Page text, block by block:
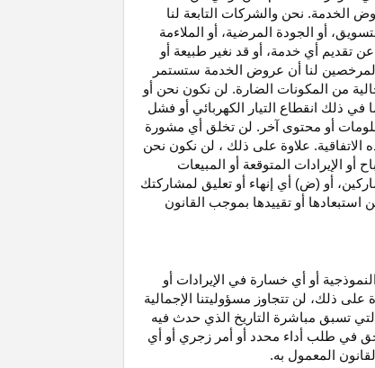
الخدمة. نحن والشركات التابعة لنا
أو الجودة المرضية، أو الملاءمة
تقديم أي خدمة، أو قد نغير طبيعة أو
لنا أن عروض الخدمة ستستمر
من المكونات الضارة. لن نكون نحن أو
في ذلك انقطاع
التيار الكهربائي أو فشل
أو محتوى آخر. لن تخلق أي مشورة
علاوة على ذلك ، لن نكون نحن
أو الإيرادات المتوقعة أو المبيعات
، أو (ض) أي إنهاء أو تعليق لمشاركتك
استبعادها أو تقييدها بموجب القانون
النموذجية أو أي خسارة في الإيرادات أو
على ذلك، لن تتجاوز مسؤوليتنا الإجمالية
تسبق مباشرة التاريخ الذي حدث فيه
في طلب أداء محدد أو أمر زجري أو أي
المعمول به.